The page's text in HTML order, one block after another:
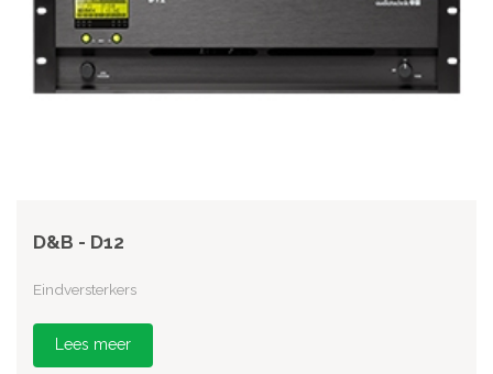
D&B - D12
Eindversterkers
Lees meer